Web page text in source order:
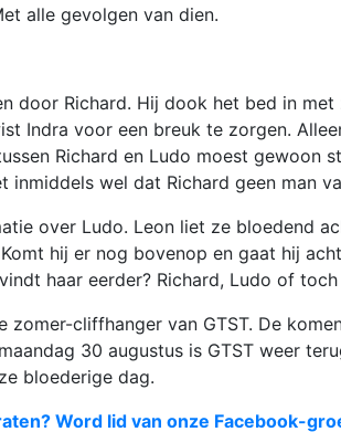
alle gevolgen van dien.
door Richard. Hij dook het bed in met
Indra voor een breuk te zorgen.
Richard en Ludo moest gewoon
inmiddels wel dat Richard geen man
over Ludo. Leon liet ze bloedend
hij er nog bovenop en gaat hij
haar eerder? Richard, Ludo of toch
cliffhanger van GTST. De
30 augustus is GTST weer
bloederige dag.
Word lid van onze Facebook-